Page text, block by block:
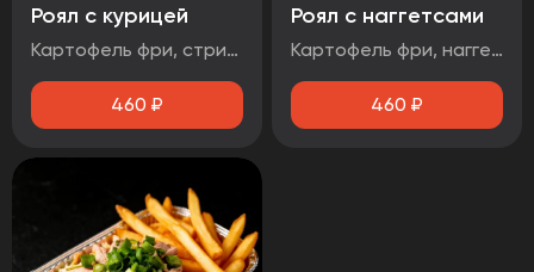
Роял с курицей
Картофель фри, стрипсы, яйцо, соус чесночный, помидор, зеленый лук, сыр
460 ₽
Роял с наггетсами
Картофель фри, наггетсы, яйцо, соус сырный, помидор, сыр, зеленый лук
460 ₽